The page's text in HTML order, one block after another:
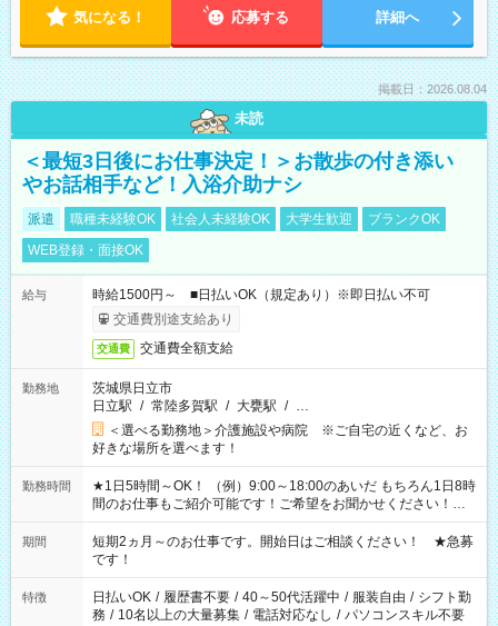
気になる！ 応募する 詳細へ
掲載日：2026.08.04
未読
＜最短3日後にお仕事決定！＞お散歩の付き添い
やお話相手など！入浴介助ナシ
派遣 職種未経験OK 社会人未経験OK 大学生歓迎
ブランクOK
WEB登録・面接OK
給与
時給1500円～ ■日払いOK（規定あり）※即日払い不可
交通費別途支給あり
交通費 交通費全額支給
勤務地
茨城県日立市
日立駅 / 常陸多賀駅 / 大甕駅 / …
＜選べる勤務地＞介護施設や病院 ※ご自宅の近くなど、お
好きな場所を選べます！
勤務時間
★1日5時間～OK！ （例）9:00～18:00のあいだ もちろん1日8時
間のお仕事もご紹介可能です！ご希望をお聞かせください！★
家庭の都合でお休みが必要な場合も遠慮なくご相談ください。
※週最低15時間以上の勤務が必要です
期間
短期2ヵ月～のお仕事です。開始日はご相談ください！ ★急募
です！
特徴 日払いOK / 履歴書不要 / 40～50代活躍中 / 服装自由 / シフト勤
務 / 10名以上の大量募集 / 電話対応なし / パソコンスキル不要